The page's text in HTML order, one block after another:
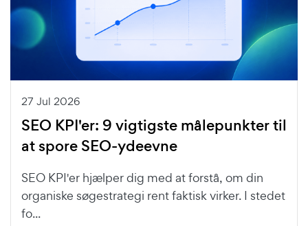
27 Jul 2026
SEO KPI'er: 9 vigtigste målepunkter til
at spore SEO-ydeevne
SEO KPI'er hjælper dig med at forstå, om din
organiske søgestrategi rent faktisk virker. I stedet
fo...